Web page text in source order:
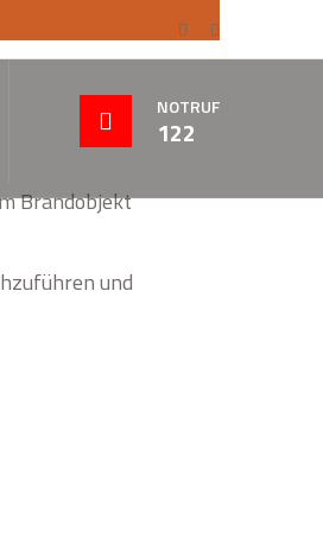
NOTRUF
122
Brandobjekt
und